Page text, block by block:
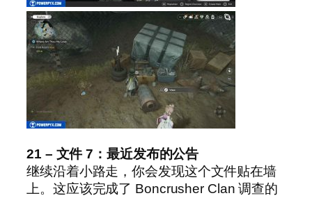
21 – 文件 7：最近发布的公告
继续沿着小路走，你会发现这个文件贴在墙
上。这应该完成了 Boncrusher Clan 调查的